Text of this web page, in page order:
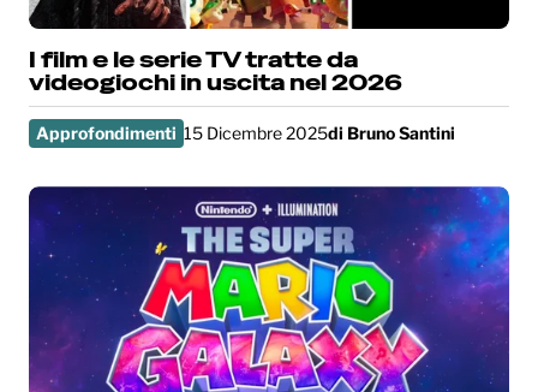
I film e le serie TV tratte da
videogiochi in uscita nel 2026
Approfondimenti 15 Dicembre 2025di Bruno Santini